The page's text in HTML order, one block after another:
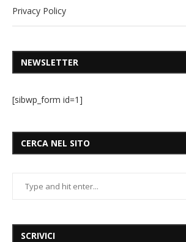
Privacy Policy
NEWSLETTER
[sibwp_form id=1]
CERCA NEL SITO
SCRIVICI